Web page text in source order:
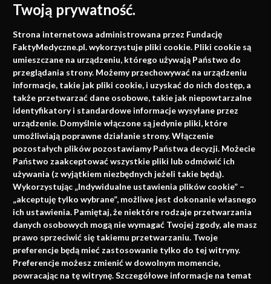
Twoją prywatność.
Strona internetowa administrowana przez Fundację
FaktyMedyczne.pl. wykorzystuje pliki cookie. Pliki cookie są
umieszczane na urządzeniu, którego używają Państwo do
przeglądania strony. Możemy przechowywać na urządzeniu
informacje, takie jak pliki cookie, i uzyskać do nich dostęp, a
także przetwarzać dane osobowe, takie jak niepowtarzalne
identyfikatory i standardowe informacje wysyłane przez
urządzenie. Domyślnie włączone są jedynie pliki, które
umożliwiają poprawne działanie strony. Włączenie
pozostałych plików pozostawiamy Państwa decyzji. Możecie
Państwo zaakceptować wszystkie pliki lub odmówić ich
używania (z wyjątkiem niezbędnych jeżeli takie będą).
Wykorzystując „Indywidualne ustawienia plików cookie” –
„akceptuję tylko wybrane”, możliwe jest dokonanie własnego
ich ustawienia. Pamiętaj, że niektóre rodzaje przetwarzania
danych osobowych mogą nie wymagać Twojej zgody, ale masz
prawo sprzeciwić się takiemu przetwarzaniu. Twoje
preferencje będą mieć zastosowanie tylko do tej witryny.
Preferencje możesz zmienić w dowolnym momencie,
powracając na tę witrynę. Szczegółowe informacje na temat
Medycyna oparta na
faktach
Konferencje, szkolenia, e-learning, wydawnictwo
Napisz do nas
info@faktymedyczne.pl
ul. Towarowa 2
43-460 Wisła